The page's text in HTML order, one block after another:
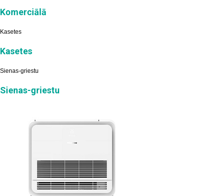
Komerciālā
Kasetes
Kasetes
Sienas-griestu
Sienas-griestu